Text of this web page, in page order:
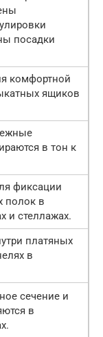
посадки
комфортной
ящиков
в тон к
фиксации
полок в
и стеллажах.
платяных
в
сечение и
в